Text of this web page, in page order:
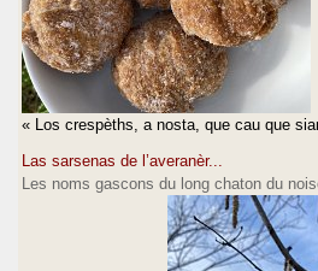
« Los crespèths, a nosta, que cau que
Las sarsenas de l’averanèr...
Les noms gascons du long chaton du